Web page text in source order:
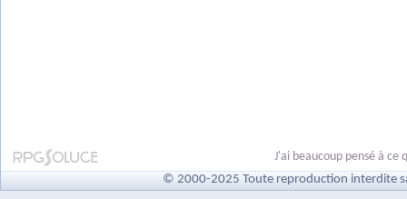
J'ai beaucoup pensé à
© 2000-2025 Toute reproduction interdite